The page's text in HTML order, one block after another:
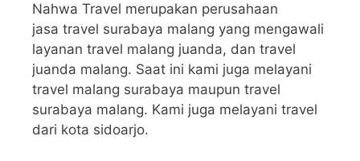
Nahwa Travel merupakan perusahaan
jasa travel surabaya malang yang mengawali
layanan travel malang juanda, dan travel
juanda malang. Saat ini kami juga melayani
travel malang surabaya maupun travel
surabaya malang. Kami juga melayani travel
dari kota sidoarjo.